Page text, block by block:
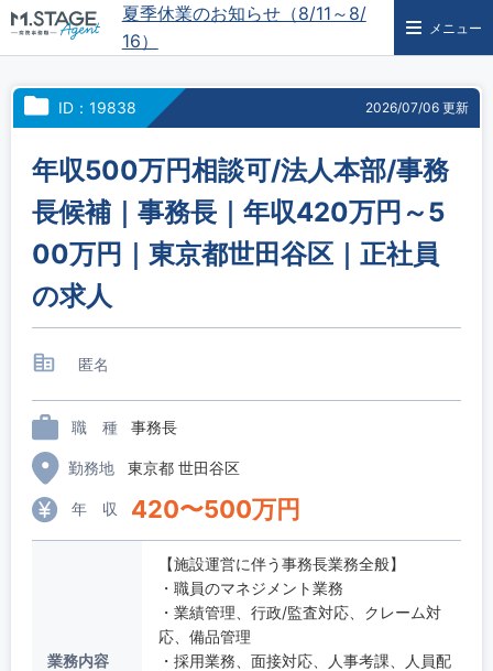
夏季休業のお知らせ（8/11～8/
16）
メニュー
ID：19838 2026/07/06 更新
年収500万円相談可/法人本部/事務
長候補｜事務長｜年収420万円～5
00万円｜東京都世田谷区｜正社員
の求人
匿名
職 種 事務長
勤務地 東京都 世田谷区
年 収 420〜500万円
業務内容
【施設運営に伴う事務長業務全般】
・職員のマネジメント業務
・業績管理、行政/監査対応、クレーム対
応、備品管理
・採用業務、面接対応、人事考課、人員配